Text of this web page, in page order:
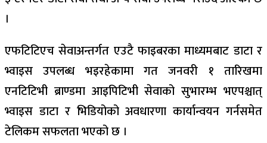
।
एफटिटिएच सेवाअन्तर्गत एउटै फाइबरका माध्यमबाट डाटा र
भ्वाइस उपलब्ध भइरहेकामा गत जनवरी १ तारिखमा
एनटिटिभी ब्राण्डमा आइपिटिभी सेवाको सुभारम्भ भएपश्चात्
भ्वाइस डाटा र भिडियोको अवधारणा कार्यान्वयन गर्नसमेत
टेलिकम सफलता भएको छ ।